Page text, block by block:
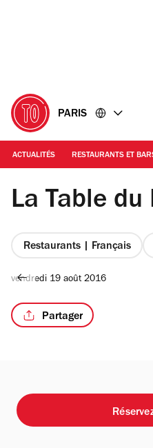
PARIS
ACTUALITÉS RESTAURANTS ET
Francois Escriva
La Table du
Restaurants | Français
vendredi 19 août 2016
Partager